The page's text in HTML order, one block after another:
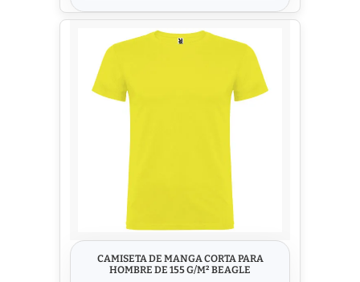
CAMISETA DE MANGA CORTA PARA
HOMBRE DE 155 G/M² BEAGLE